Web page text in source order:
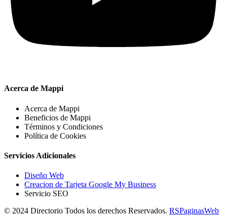
Acerca de Mappi
Acerca de Mappi
Beneficios de Mappi
Términos y Condiciones
Política de Cookies
Servicios Adicionales
Diseño Web
Creacion de Tarjeta Google My Business
Servicio SEO
© 2024 Directorio Todos los derechos Reservados. RSPaginasWeb